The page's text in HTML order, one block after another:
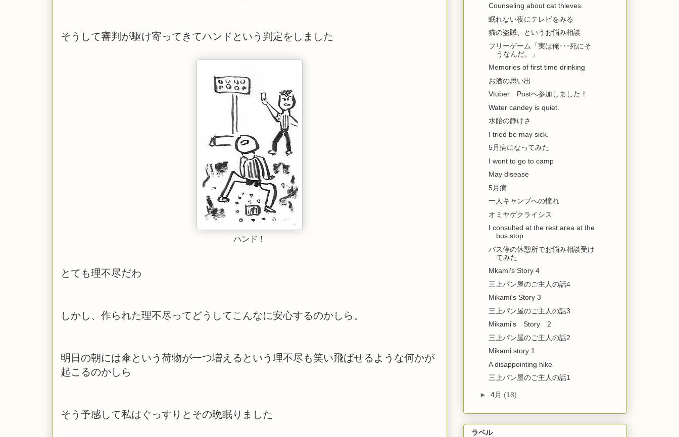
そうして審判が駆け寄ってきてハンドという判定をしました
ハンド！
とても理不尽だわ
しかし、作られた理不尽ってどうしてこんなに安心するのかしら。
明日の朝には傘という荷物が一つ増えるという理不尽も笑い飛ばせるような何かが
起こるのかしら
そう予感して私はぐっすりとその晩眠りました
Counseling about cat thieves.
眠れない夜にテレビをみる
猫の盗賊、というお悩み相談
フリーゲーム「実は俺･･･死にそ
うなんだ。」
Memories of first time drinking
お酒の思い出
Vtuber Postへ参加しました！
Water candey is quiet.
水飴の静けさ
I tried be may sick.
5月病になってみた
I wont to go to camp
May disease
5月病
一人キャンプへの憧れ
オミヤゲクライシス
I consulted at the rest area at the
bus stop
バス停の休憩所でお悩み相談受け
てみた
Mkami's Story 4
三上パン屋のご主人の話4
Mikami's Story 3
三上パン屋のご主人の話3
Mikami's Story 2
三上パン屋のご主人の話2
Mikami story 1
A disappointing hike
三上パン屋のご主人の話1
►4月 (18)
ラベル